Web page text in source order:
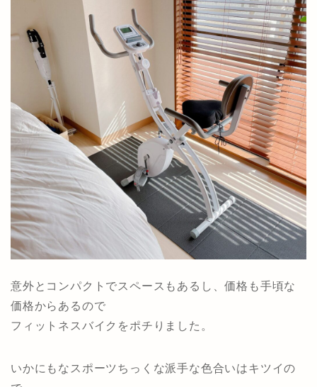
意外とコンパクトでスペースもあるし、価格も手頃な
価格からあるので
フィットネスバイクをポチりました。
いかにもなスポーツちっくな派手な色合いはキツイの